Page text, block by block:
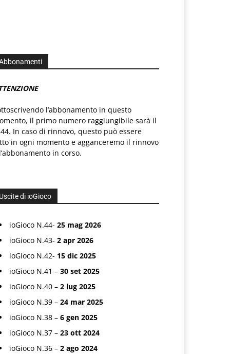
l’abbonamento in questo
il primo numero raggiungibile sarà il
In caso di rinnovo, questo può essere
in ogni momento e agganceremo il rinnovo
in corso.
Uscite di ioGioco
ioGioco N.44- 25 mag 2026
ioGioco N.43- 2 apr 2026
ioGioco N.42- 15 dic 2025
ioGioco N.41 – 30 set 2025
ioGioco N.40 – 2 lug 2025
ioGioco N.39 – 24 mar 2025
ioGioco N.38 – 6 gen 2025
ioGioco N.37 – 23 ott 2024
ioGioco N.36 – 2 ago 2024